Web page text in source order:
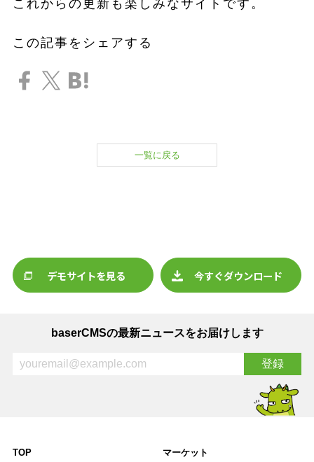
これからの更新も楽しみなサイトです。
この記事をシェアする
一覧に戻る
デモサイトを見る 今すぐダウンロード
baserCMSの最新ニュースをお届けします
TOP マーケット